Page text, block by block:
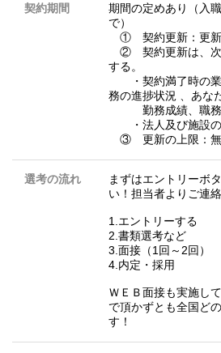
契約期間
期間の定めあり（入
で）
① 契約更新：更新
② 契約更新は、次
する。
・契約満了時の業
務の進捗状況 、あな
勤務成績、職務
・法人及び施設の
③ 更新の上限：無
選考の流れ
まずはエントリーボ
い！担当者よりご連
1.エントリーする
2.書類選考など
3.面接（1回～2回）
4.内定・採用
ＷＥＢ面接も実施し
で頂かずとも全国ど
す！